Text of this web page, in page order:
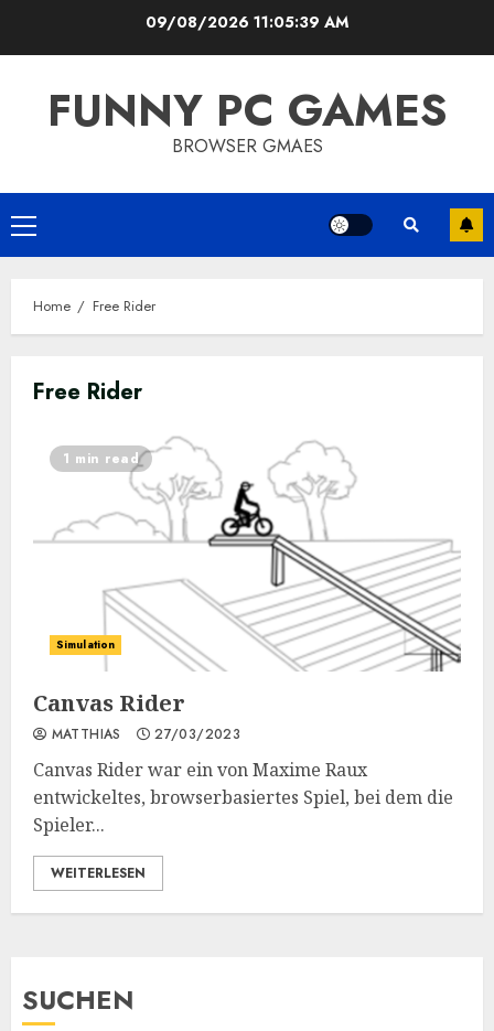
09/08/2026 11:05:39 AM
FUNNY PC GAMES
BROWSER GMAES
Primary
Menu
Home Free Rider
Free Rider
1 min read
Simulation
Canvas Rider
MATTHIAS 27/03/2023
Canvas Rider war ein von Maxime Raux
entwickeltes, browserbasiertes Spiel, bei dem die
Spieler...
WEITERLESEN
SUCHEN